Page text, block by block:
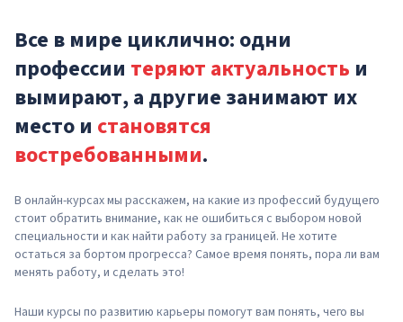
Все в мире циклично: одни
профессии теряют актуальность и
вымирают, а другие занимают их
место и становятся
востребованными.
В онлайн-курсах мы расскажем, на какие из профессий будущего
стоит обратить внимание, как не ошибиться с выбором новой
специальности и как найти работу за границей. Не хотите
остаться за бортом прогресса? Самое время понять, пора ли вам
менять работу, и сделать это!
Наши курсы по развитию карьеры помогут вам понять, чего вы